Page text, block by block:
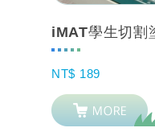
NT$ 189